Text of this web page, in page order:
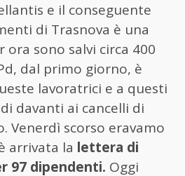
e il conseguente
di Trasnova è una
ora sono salvi circa 400
dal primo giorno, è
lavoratrici e a questi
davanti ai cancelli di
Venerdì scorso eravamo
arrivata la lettera di
97 dipendenti. Oggi